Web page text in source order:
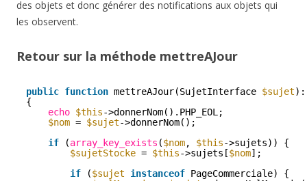
des objets et donc générer des notifications aux objets qui
les observent.
Retour sur la méthode mettreAJour
public function mettreAJour(SujetInterface $sujet):
{
echo $this->donnerNom().PHP_EOL;
$nom = $sujet->donnerNom();
if
(array_key_exists ($nom, $this->sujets)) {
$sujetStocke = $this->sujets[$nom];
if
($sujet instanceof PageCommerciale) {